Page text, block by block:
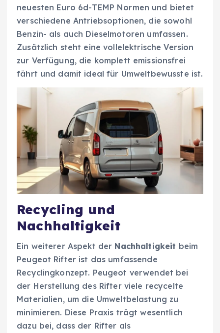
neuesten Euro 6d-TEMP Normen und bietet
verschiedene Antriebsoptionen, die sowohl
Benzin- als auch Dieselmotoren umfassen.
Zusätzlich steht eine vollelektrische Version
zur Verfügung, die komplett emissionsfrei
fährt und damit ideal für Umweltbewusste ist.
Recycling und
Nachhaltigkeit
Ein weiterer Aspekt der Nachhaltigkeit beim
Peugeot Rifter ist das umfassende
Recyclingkonzept. Peugeot verwendet bei
der Herstellung des Rifter viele recycelte
Materialien, um die Umweltbelastung zu
minimieren. Diese Praxis trägt wesentlich
dazu bei, dass der Rifter als